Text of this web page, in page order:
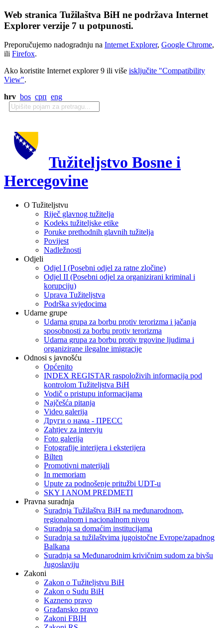
Web stranica Tužilaštva BiH ne podržava Internet
Explorer verzije 7 u potpunosti.
Preporučujemo nadogradnju na Internet Explorer, Google Chrome,
ili Firefox.
Ako koristite Internet explorer 9 ili više isključite "Compatibility
View".
hrv bos срп eng
Tužiteljstvo Bosne i
Hercegovine
O Tužiteljstvu
Riječ glavnog tužitelja
Kodeks tužiteljske etike
Poruke prethodnih glavnih tužitelja
Povijest
Nadležnosti
Odjeli
Odjel I (Posebni odjel za ratne zločine)
Odjel II (Posebni odjel za organizirani kriminal i
korupciju)
Uprava Tužiteljstva
Podrška svjedocima
Udarne grupe
Udarna grupa za borbu protiv terorizma i jačanja
sposobnosti za borbu protiv terorizma
Udarna grupa za borbu protiv trgovine ljudima i
organizirane ilegalne imigracije
Odnosi s javnošću
Općenito
INDEX REGISTAR raspoloživih informacija pod
kontrolom Tužiteljstva BiH
Vodič o pristupu informacijama
Najčešća pitanja
Video galerija
Други о нама - ПРЕСC
Zahtjev za intervju
Foto galerija
Fotografije interijera i eksterijera
Bilten
Promotivni materijali
In memoriam
Upute za podnošenje pritužbi UDT-u
SKY I ANOM PREDMETI
Pravna suradnja
Suradnja Tužilaštva BiH na međunarodnom,
regionalnom i nacionalnom nivou
Suradnja sa domaćim institucijama
Suradnja sa tužilaštvima jugoistočne Evrope/zapadnog
Balkana
Suradnja sa Međunarodnim krivičnim sudom za bivšu
Jugoslaviju
Zakoni
Zakon o Тužiteljstvu BiH
Zakon o Sudu BiH
Kazneno pravo
Građansko pravo
Zakoni FBIH